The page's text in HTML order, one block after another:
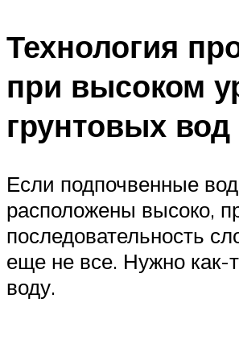
Технология
при высоком
грунтовых вод
Если подпочвенные
расположены высоко,
последовательность
еще не все. Нужно как-
воду.